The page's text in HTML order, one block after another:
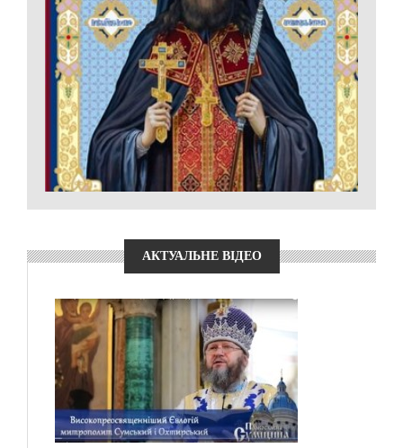
АКТУАЛЬНЕ ВІДЕО